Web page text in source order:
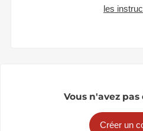
les
Vous n'avez
Créer un